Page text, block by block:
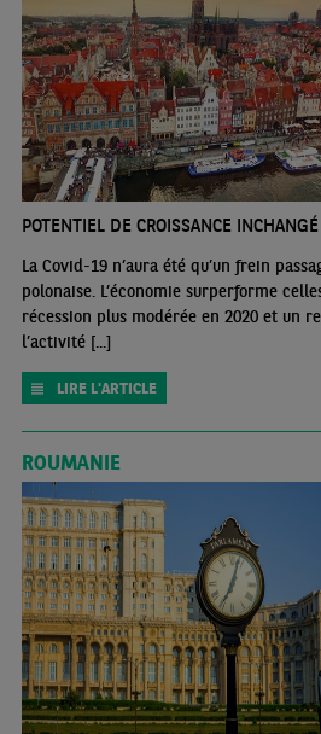
POTENTIEL DE CROISSANCE INCHANGÉ
La Covid-19 n’aura été qu’un frein
polonaise. L’économie surperforme
récession plus modérée en 2020 et un
l’activité [...]
LIRE L'ARTICLE
ROUMANIE